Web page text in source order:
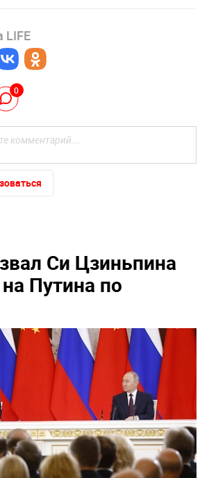
LIFE
0
Си Цзиньпина
Путина по